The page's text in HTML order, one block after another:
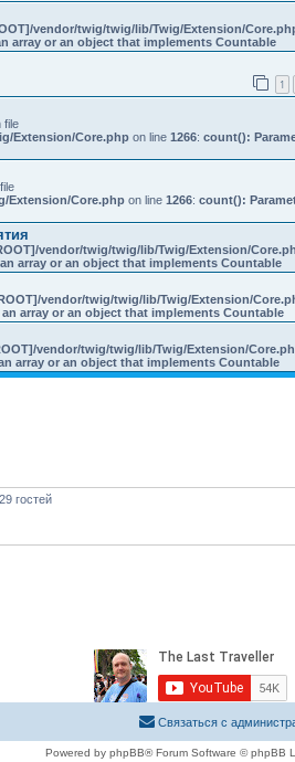
vendor/twig/twig/lib/Twig/Extension/
array or an object that implements Countable
1
file
Extension/Core.phpon line 1266: count():
Extension/Core.phpon line 1266: count():
vendor/twig/twig/lib/Twig/Extension/
array or an object that implements Countable
vendor/twig/twig/lib/Twig/Extension/
array or an object that implements Countable
vendor/twig/twig/lib/Twig/Extension/
array or an object that implements Countable
гостей
Связаться с
Powered by phpBB® Forum Software © phpBB